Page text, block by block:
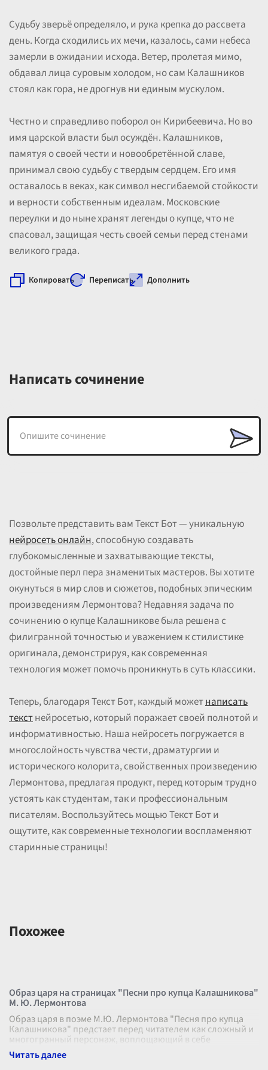
Судьбу зверьё определяло, и рука крепка до рассвета
день. Когда сходились их мечи, казалось, сами небеса
замерли в ожидании исхода. Ветер, пролетая мимо,
обдавал лица суровым холодом, но сам Калашников
стоял как гора, не дрогнув ни единым мускулом.
Честно и справедливо поборол он Кирибеевича. Но во
имя царской власти был осуждён. Калашников,
памятуя о своей чести и новообретённой славе,
принимал свою судьбу с твердым сердцем. Его имя
оставалось в веках, как символ несгибаемой стойкости
и верности собственным идеалам. Московские
переулки и до ныне хранят легенды о купце, что не
спасовал, защищая честь своей семьи перед стенами
великого града.
Копировать Переписать Дополнить
Написать сочинение
Позвольте представить вам Текст Бот — уникальную
нейросеть онлайн, способную создавать
глубокомысленные и захватывающие тексты,
достойные перл пера знаменитых мастеров. Вы хотите
окунуться в мир слов и сюжетов, подобных эпическим
произведениям Лермонтова? Недавняя задача по
сочинению о купце Калашникове была решена с
филигранной точностью и уважением к стилистике
оригинала, демонстрируя, как современная
технология может помочь проникнуть в суть классики.
Теперь, благодаря Текст Бот, каждый можетнаписать
текстнейросетью, который поражает своей полнотой и
информативностью. Наша нейросеть погружается в
многослойность чувства чести, драматургии и
исторического колорита, свойственных произведению
Лермонтова, предлагая продукт, перед которым трудно
устоять как студентам, так и профессиональным
писателям. Воспользуйтесь мощью Текст Бот и
ощутите, как современные технологии воспламеняют
старинные страницы!
Похожее
Образ царя на страницах "Песни про купца Калашникова"
М. Ю. Лермонтова
Образ царя в поэме М.Ю. Лермонтова "Песня про купца
Калашникова" предстает перед читателем как сложный и
многогранный персонаж, воплощающий в себе
одновременно величие и властность